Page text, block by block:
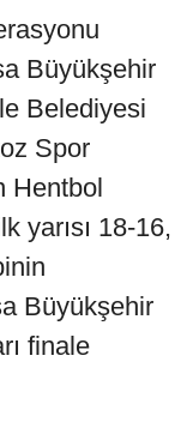
Büyükşehir
Belediyesi
Spor
Hentbol
yarısı 18-16,
Büyükşehir
finale